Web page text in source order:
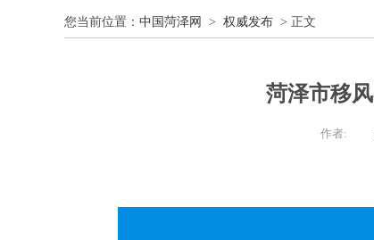
您当前位置： 中国菏泽网 > 权威发布 > 正文
菏泽市移
作者: